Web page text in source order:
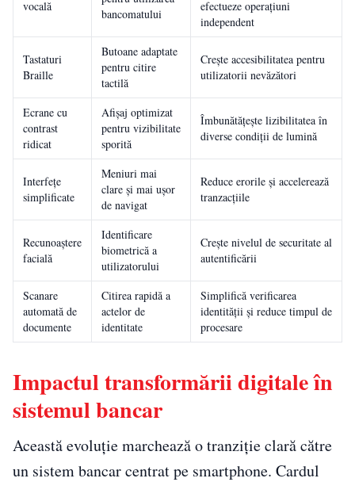
vocală
bancomatului
efectueze operațiuni
independent
Tastaturi
Braille
Butoane adaptate
pentru citire
tactilă
Crește accesibilitatea pentru
utilizatorii nevăzători
Ecrane cu
contrast
ridicat
Afișaj optimizat
pentru vizibilitate
sporită
Îmbunătățește lizibilitatea în
diverse condiții de lumină
Interfețe
simplificate
Meniuri mai
clare și mai ușor
de navigat
Reduce erorile și accelerează
tranzacțiile
Recunoaștere
facială
Identificare
biometrică a
utilizatorului
Crește nivelul de securitate al
autentificării
Scanare
automată de
documente
Citirea rapidă a
actelor de
identitate
Simplifică verificarea
identității și reduce timpul de
procesare
Impactul transformării digitale în
sistemul bancar
Această evoluție marchează o tranziție clară către
un sistem bancar centrat pe smartphone. Cardul